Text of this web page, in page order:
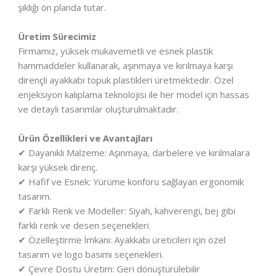
şıklığı ön planda tutar.
Üretim Sürecimiz
Firmamız, yüksek mukavemetli ve esnek plastik
hammaddeler kullanarak, aşınmaya ve kırılmaya karşı
dirençli ayakkabı topuk plastikleri üretmektedir. Özel
enjeksiyon kalıplama teknolojisi ile her model için hassas
ve detaylı tasarımlar oluşturulmaktadır.
Ürün Özellikleri ve Avantajları
✔ Dayanıklı Malzeme: Aşınmaya, darbelere ve kırılmalara
karşı yüksek direnç.
✔ Hafif ve Esnek: Yürüme konforu sağlayan ergonomik
tasarım.
✔ Farklı Renk ve Modeller: Siyah, kahverengi, bej gibi
farklı renk ve desen seçenekleri.
✔ Özelleştirme İmkanı: Ayakkabı üreticileri için özel
tasarım ve logo basımı seçenekleri.
✔ Çevre Dostu Üretim: Geri dönüştürülebilir